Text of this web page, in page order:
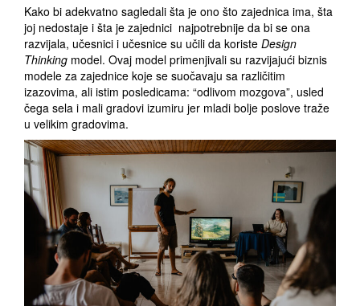
Kako bi adekvatno sagledali šta je ono što zajednica ima, šta
joj nedostaje i šta je zajednici najpotrebnije da bi se ona
razvijala, učesnici i učesnice su učili da koriste Design
Thinking model. Ovaj model primenjivali su razvijajući biznis
modele za zajednice koje se suočavaju sa različitim
izazovima, ali istim posledicama: “odlivom mozgova”, usled
čega sela i mali gradovi izumiru jer mladi bolje poslove traže
u velikim gradovima.